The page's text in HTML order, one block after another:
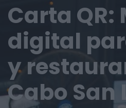
Carta QR:
digital
y
Cabo San